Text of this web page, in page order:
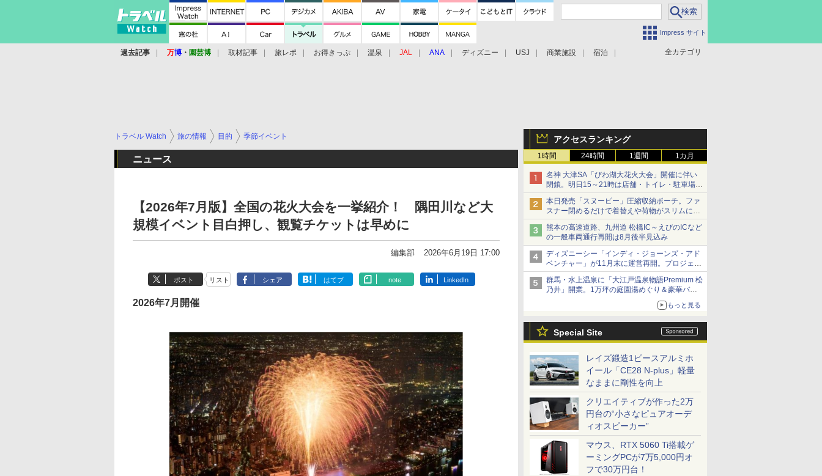
Impress サイト
全カテゴリ
過去記事 万博 ・ 園芸博 取材記事 旅レポ お得きっぷ 温泉 JAL ANA ディズニー USJ 商業施設 宿泊
アクセスランキング
1時間 24時間 1週間 1カ月
名神 大津SA「びわ湖大花火大会」開催に伴い
閉鎖。明日15～21時は店舗・トイレ・駐車場の
利用不可
本日発売「スヌーピー」圧縮収納ポーチ。ファ
スナー閉めるだけで着替えや荷物がスリムにま
とまる
熊本の高速道路、九州道 松橋IC～えびのICなど
の一般車両通行再開は8月後半見込み
ディズニーシー「インディ・ジョーンズ・アド
ベンチャー」が11月末に運営再開。プロジェク
ションマッピングを追加、DPAは1500円
群馬・水上温泉に「大江戸温泉物語Premium 松
乃井」開業。1万坪の庭園湯めぐり＆豪華バイ
もっと見る
Special Site
レイズ鍛造1ピースアルミホ
イール「CE28 N-plus」軽量
なままに剛性を向上
クリエイティブが作った2万
円台の“小さなピュアオーデ
ィオスピーカー”
マウス、RTX 5060 Ti搭載ゲ
ーミングPCが7万5,000円オ
フで30万円台！
トラベル Watch 旅の情報 目的 季節イベント
ニュース
【2026年7月版】全国の花火大会を一挙紹介！ 隅田川など大
規模イベント目白押し、観覧チケットは早めに
編集部 2026年6月19日 17:00
ポスト リスト シェア はてブ note LinkedIn
2026年7月開催